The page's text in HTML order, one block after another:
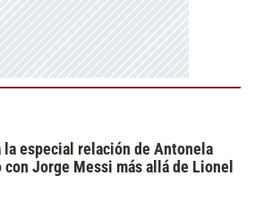
la especial relación de Antonela
con Jorge Messi más allá de Lionel